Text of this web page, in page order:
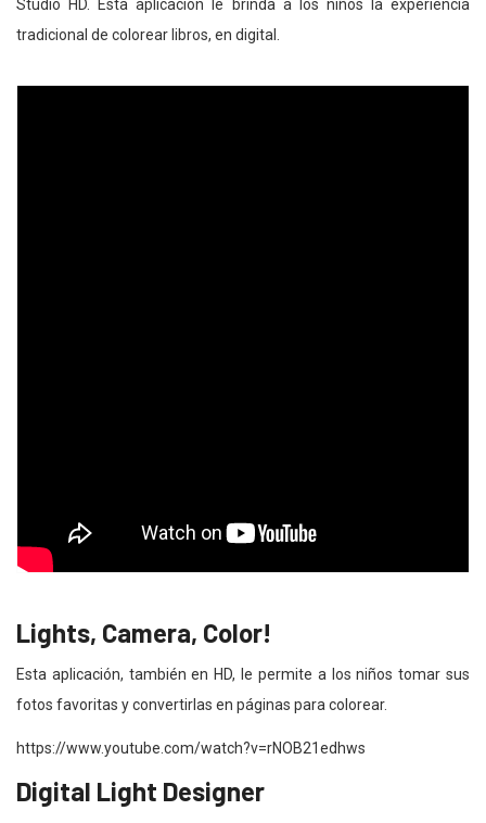
Studio HD. Esta aplicación le brinda a los niños la experiencia
tradicional de colorear libros, en digital.
Lights, Camera, Color!
Esta aplicación, también en HD, le permite a los niños tomar sus
fotos favoritas y convertirlas en páginas para colorear.
https://www.youtube.com/watch?v=rNOB21edhws
Digital Light Designer